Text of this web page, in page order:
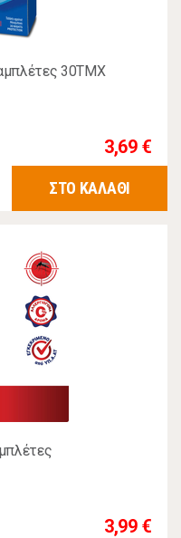
30ΤΜΧ
3,69 €
ΣΤΟ ΚΑΛΑΘΙ
3,99 €